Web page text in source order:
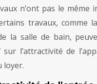
n’ont pas le même
travaux, comme
la salle de bain,
l’attractivité de
loyer.